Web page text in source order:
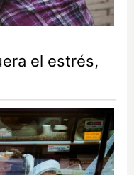
el estrés,